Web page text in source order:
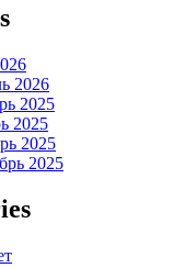
2026
2025
2025
2025
2025